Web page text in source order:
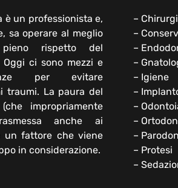
è un professionista e,
sa operare al meglio
rispetto del
Oggi ci sono mezzi e
per evitare
traumi. La paura del
impropriamente
anche ai
un fattore che viene
in considerazione.
–
–
–
–
– Igiene
–
–
–
–
– Protesi
–